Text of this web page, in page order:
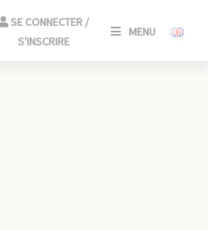
SE CONNECTER /
S'INSCRIRE
MENU